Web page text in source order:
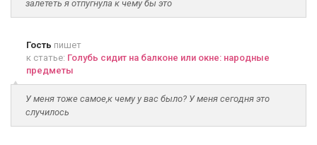
залететь я отпугнула к чему бы это
Гость пишет
к статье: Голубь сидит на балконе или окне: народные
предметы
У меня тоже самое,к чему у вас было? У меня сегодня это
случилось